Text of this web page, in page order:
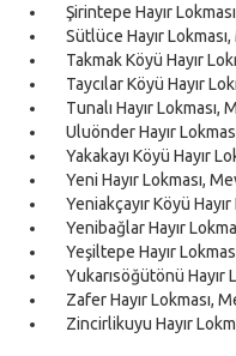
Şirintepe Hayır
Sütlüce Hayır
Takmak Köyü Hayır
Taycılar Köyü Hayır
Tunalı Hayır Lokması,
Uluönder Hayır
Yakakayı Köyü Hayır
Yeni Hayır Lokması,
Yeniakçayır Köyü
Yenibağlar Hayır
Yeşiltepe Hayır
Yukarısöğütönü Hayır
Zafer Hayır Lokması,
Zincirlikuyu Hayır